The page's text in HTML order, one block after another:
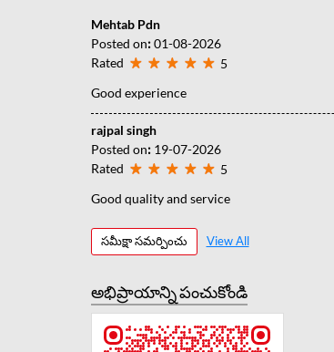
Mehtab Pdn
Posted on: 01-08-2026
Rated
5
Good experience
rajpal singh
Posted on: 19-07-2026
Rated
5
Good quality and service
సమీక్షా సమర్పించు View All
అభిప్రాయాన్ని పంచుకోండి